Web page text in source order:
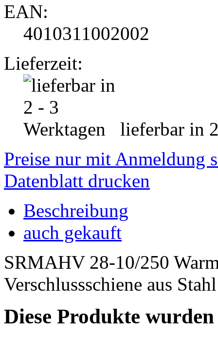
EAN:
4010311002002
Lieferzeit:
lieferbar in
Preise nur mit Anmeldung
Datenblatt drucken
Beschreibung
auch gekauft
SRMAHV 28-10/250
Verschlussschiene aus
Diese Produkte